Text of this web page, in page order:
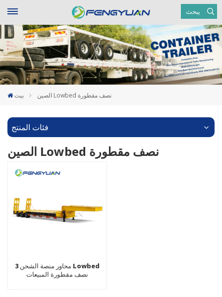
يبحث
بيت الصين Lowbed نصف مقطورة
فئات المنتج
الصين Lowbed نصف مقطورة
3 محاور منصة الشحن Lowbed
نصف مقطورة المبيعات